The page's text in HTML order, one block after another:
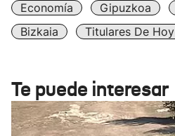
Economía Gipuzkoa
Bizkaia
Titulares De Hoy
Te puede interesar